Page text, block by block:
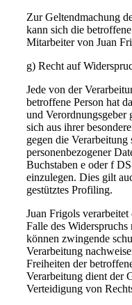
Zur Geltendmachung
kann sich die
Mitarbeiter von Juan
g) Recht auf
Jede von der
betroffene Person hat
und Verordnungsgeber
sich aus ihrer
gegen die Verarbeitung
personenbezogener
Buchstaben e oder f
einzulegen. Dies gilt
gestütztes Profiling.
Juan Frigols
Falle des
können zwingende
Verarbeitung
Freiheiten der
Verarbeitung dient der
Verteidigung von